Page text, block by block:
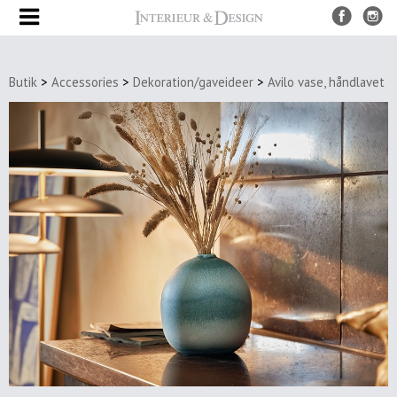
Butik > Accessories > Dekoration/gaveideer > Avilo vase, håndlavet
Nye
produkter
Møbler
Borde
Spiseborde
Sofaborde
&
sideborde
Bakke
borde
Stole